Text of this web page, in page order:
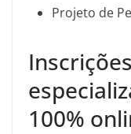
Projeto de
100%